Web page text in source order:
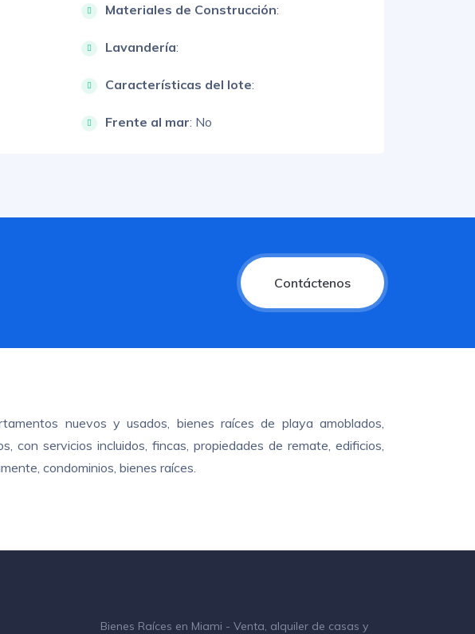
Materiales de Construcción:
Lavandería:
Características del lote:
Frente al mar: No
Contáctenos
nuevos y usados, bienes raíces de playa amoblados,
con servicios incluidos, fincas, propiedades de remate, edificios,
condominios, bienes raíces.
Bienes Raíces en Miami - Venta, alquiler de casas y